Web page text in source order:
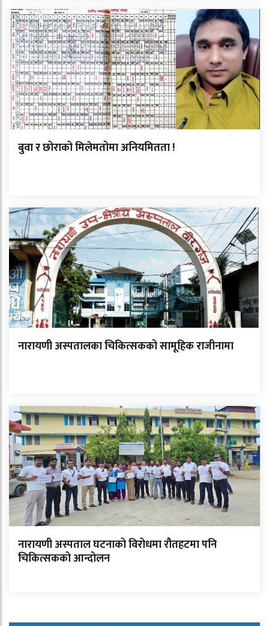
बुवा र छोराको मिलेमतोमा अनियमितता !
नारायणी अस्पतालका चिकित्सकको सामूहिक राजीनामा
नारायणी अस्पताल घटनाको विरोधमा रौतहटमा पनि
चिकित्सकको आन्दोलन